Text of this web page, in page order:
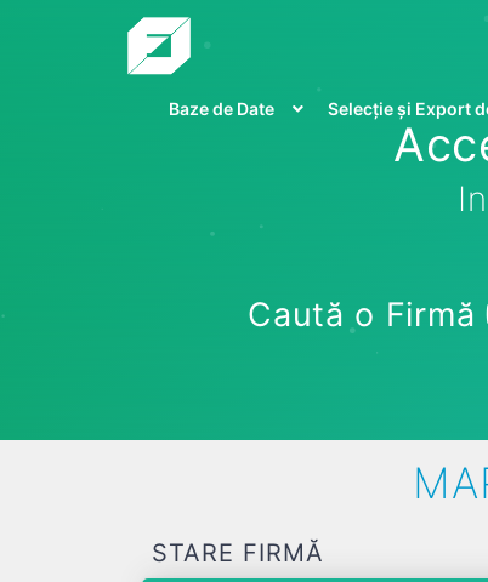
Baze de Date Selecție și Export
Caută o Firmă
STARE FIRMĂ